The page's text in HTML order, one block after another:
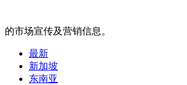
的市场宣传及营销信息。
最新
新加坡
东南亚